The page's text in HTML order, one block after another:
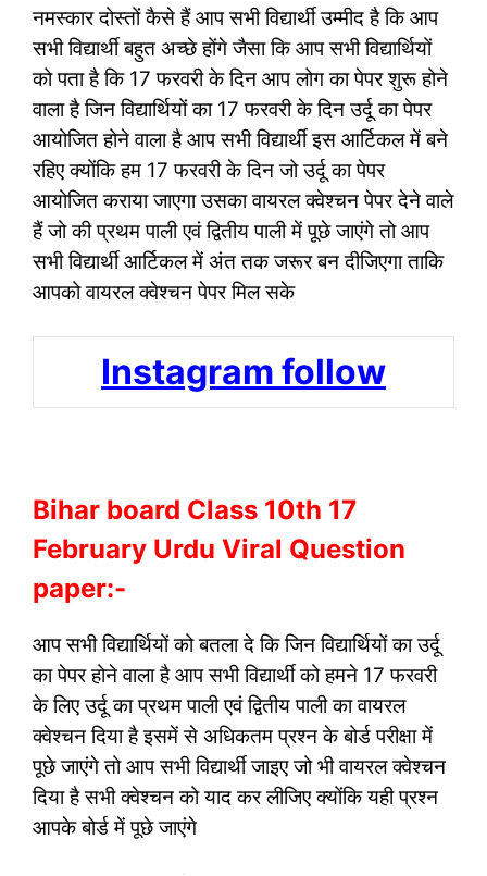
नमस्कार दोस्तों कैसे हैं आप सभी विद्यार्थी उम्मीद है कि आप
सभी विद्यार्थी बहुत अच्छे होंगे जैसा कि आप सभी विद्यार्थियों
को पता है कि 17 फरवरी के दिन आप लोग का पेपर शुरू होने
वाला है जिन विद्यार्थियों का 17 फरवरी के दिन उर्दू का पेपर
आयोजित होने वाला है आप सभी विद्यार्थी इस आर्टिकल में बने
रहिए क्योंकि हम 17 फरवरी के दिन जो उर्दू का पेपर
आयोजित कराया जाएगा उसका वायरल क्वेश्चन पेपर देने वाले
हैं जो की प्रथम पाली एवं द्वितीय पाली में पूछे जाएंगे तो आप
सभी विद्यार्थी आर्टिकल में अंत तक जरूर बन दीजिएगा ताकि
आपको वायरल क्वेश्चन पेपर मिल सके
Instagram follow
Bihar board Class 10th 17
February Urdu Viral Question
paper:-
आप सभी विद्यार्थियों को बतला दे कि जिन विद्यार्थियों का उर्दू
का पेपर होने वाला है आप सभी विद्यार्थी को हमने 17 फरवरी
के लिए उर्दू का प्रथम पाली एवं द्वितीय पाली का वायरल
क्वेश्चन दिया है इसमें से अधिकतम प्रश्न के बोर्ड परीक्षा में
पूछे जाएंगे तो आप सभी विद्यार्थी जाइए जो भी वायरल क्वेश्चन
दिया है सभी क्वेश्चन को याद कर लीजिए क्योंकि यही प्रश्न
आपके बोर्ड में पूछे जाएंगे